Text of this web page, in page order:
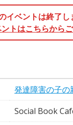
イベントは終了し
トはこちらからご
発達障害の子の
Social Book